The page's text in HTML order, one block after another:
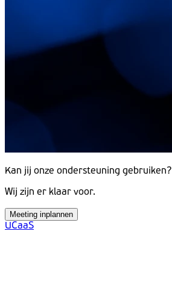
Kan jij onze ondersteuning gebruiken?
Wij zijn er klaar voor.
Meeting inplannen
UCaaS